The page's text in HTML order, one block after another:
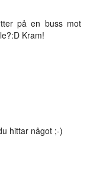
på en buss mot
Kram!
hittar något ;-)